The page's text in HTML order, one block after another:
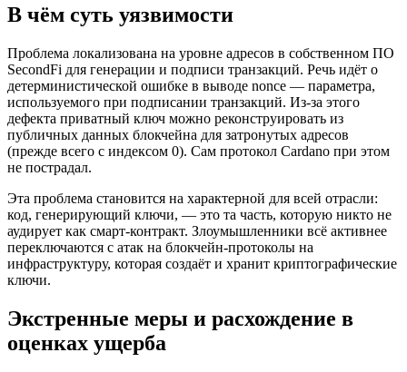
В чём суть уязвимости
Проблема локализована на уровне адресов в собственном ПО
SecondFi для генерации и подписи транзакций. Речь идёт о
детерминистической ошибке в выводе nonce — параметра,
используемого при подписании транзакций. Из-за этого
дефекта приватный ключ можно реконструировать из
публичных данных блокчейна для затронутых адресов
(прежде всего с индексом 0). Сам протокол Cardano при этом
не пострадал.
Эта проблема становится на характерной для всей отрасли:
код, генерирующий ключи, — это та часть, которую никто не
аудирует как смарт-контракт. Злоумышленники всё активнее
переключаются с атак на блокчейн-протоколы на
инфраструктуру, которая создаёт и хранит криптографические
ключи.
Экстренные меры и расхождение в
оценках ущерба